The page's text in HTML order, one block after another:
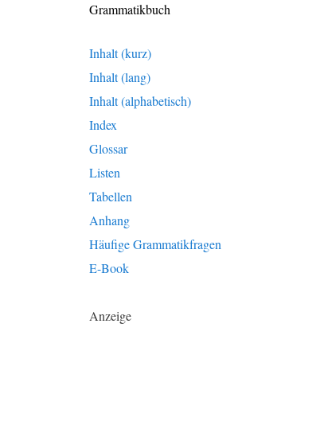
Grammatikbuch
Inhalt (kurz)
Inhalt (lang)
Inhalt (alphabetisch)
Index
Glossar
Listen
Tabellen
Anhang
Häufige Grammatikfragen
E-Book
Anzeige